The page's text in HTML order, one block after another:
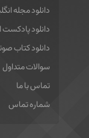
دانلود مجله
دانلود
دانلود کتاب
سوالات متداول
تماس با ما
شماره تماس